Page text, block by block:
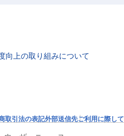
向上の取り組みについて
取引法の表記外部送信先ご利用に際して